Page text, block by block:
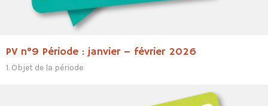
PV n°9 Période : janvier – février 2026
1. Objet de la période